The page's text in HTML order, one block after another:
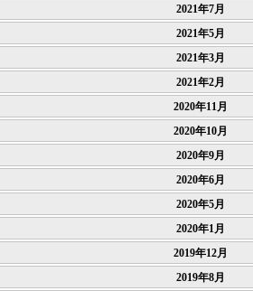
2021年7月
2021年5月
2021年3月
2021年2月
2020年11月
2020年10月
2020年9月
2020年6月
2020年5月
2020年1月
2019年12月
2019年8月